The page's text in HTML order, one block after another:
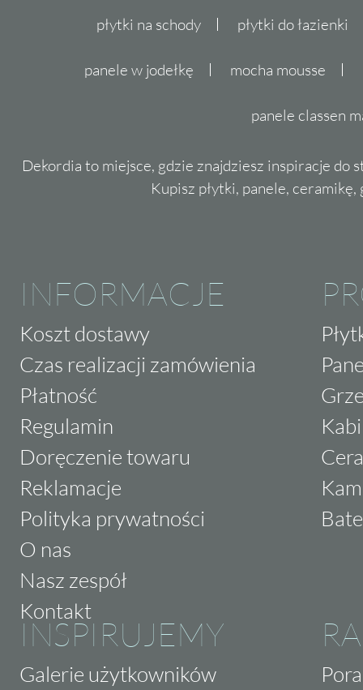
krokiem po sztuce i doskonałości.
płytki na schody płytki do łazienki
panele w jodełkę mocha mousse
panele classen
Dekordia to miejsce, gdzie znajdziesz inspiracje do
Kupisz płytki, panele,
INFORMACJE
Koszt dostawy
Czas realizacji zamówienia
Płatność
Regulamin
Doręczenie towaru
Reklamacje
Polityka prywatności
O nas
Nasz zespół
Kontakt
INSPIRUJEMY
Galerie użytkowników